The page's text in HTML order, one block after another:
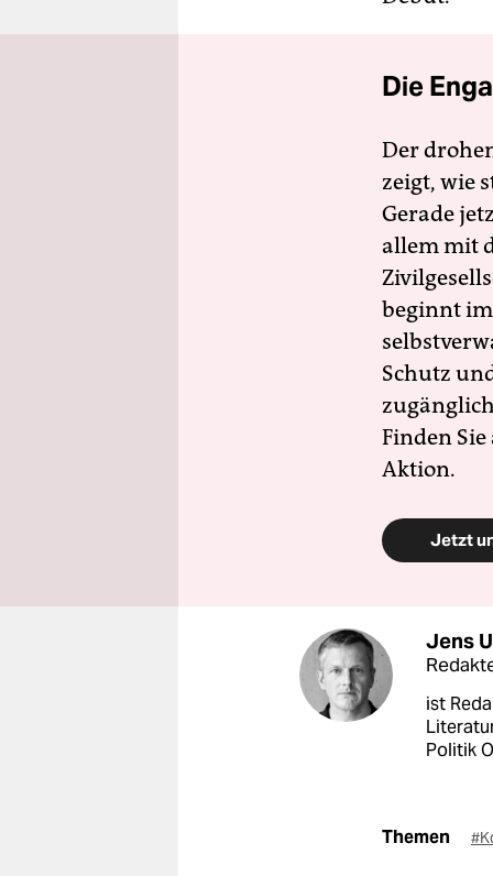
Die
Der
zeigt, wie
Gerade
allem mit
beginnt
Schutz
Finden
Aktion.
Jetzt
Jens
ist
Politik
Themen